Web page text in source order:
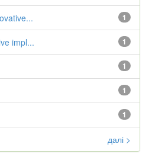
1
1
impl...
1
1
1
далі >